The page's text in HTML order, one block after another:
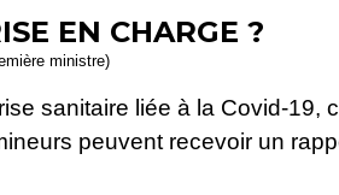
EN CHARGE ?
ministre)
sanitaire liée à la Covid-19,
peuvent recevoir un